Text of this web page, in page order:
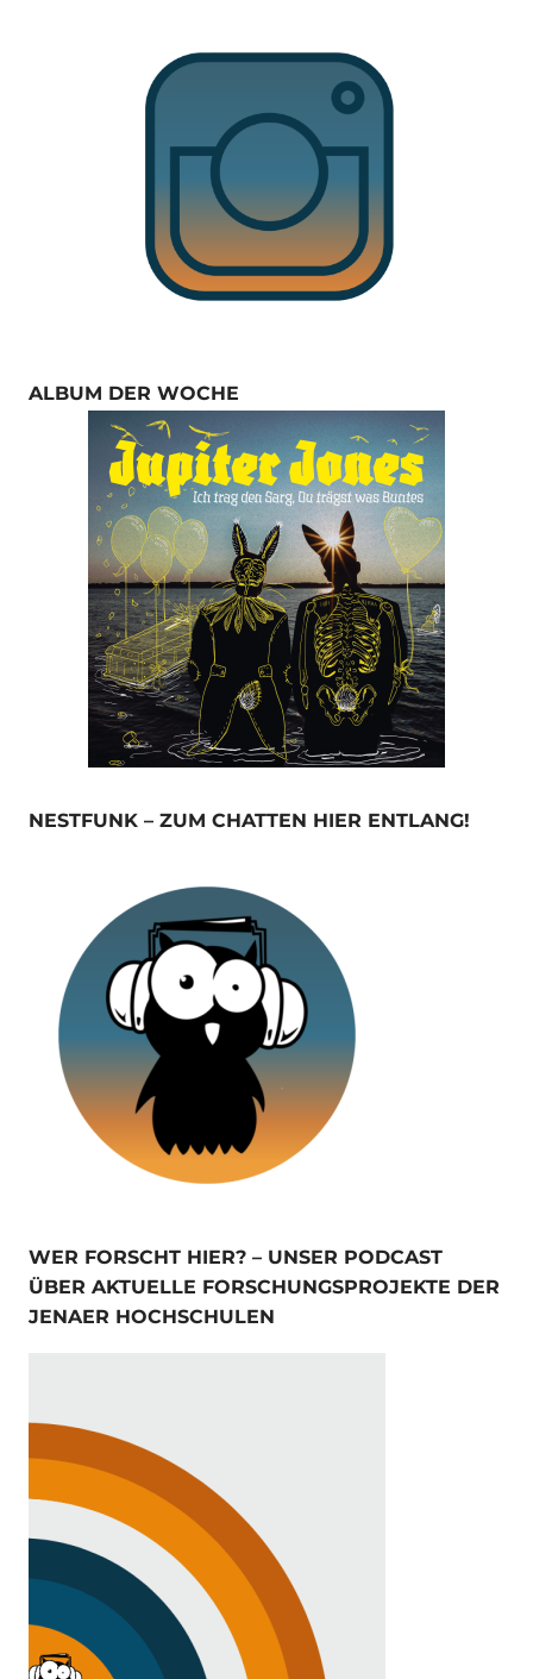
ALBUM DER WOCHE
NESTFUNK – ZUM CHATTEN HIER ENTLANG!
WER FORSCHT HIER? – UNSER PODCAST
ÜBER AKTUELLE FORSCHUNGSPROJEKTE DER
JENAER HOCHSCHULEN